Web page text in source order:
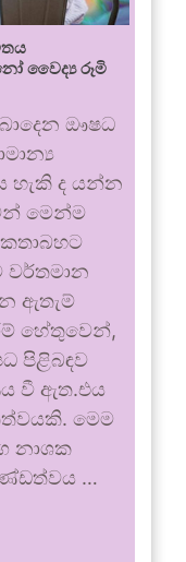
වෛද්‍ය රූමි
ඖෂධ
හැකි ද යන්න
මෙන්ම
වර්තමාන
ඇතැම්
හේතුවෙන්,
පිළිබඳව
වී ඇත.එය
මෙම
නාශක
…